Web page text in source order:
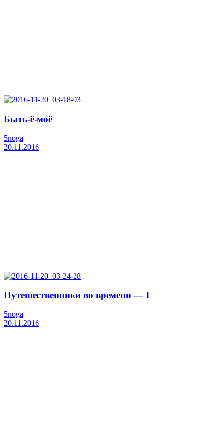
Быть-ё-моё
5noga
20.11.2016
Путешественники во времени — 1
5noga
20.11.2016